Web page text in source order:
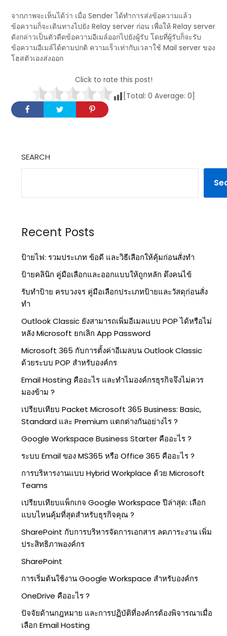
จากภาพจะเห็นได้ว่า เมื่อ Sender ได้ทำการส่งข้อความแล้ว
ข้อความก็จะเดินทางไปยัง Relay server ก่อน เพื่อให้ Relay server
ดังกล่าวเป็นตัวดีดข้อความอีเมล์ออกไปยังผู้รับ โดยที่ผู้รับก็จะรับ
ข้อความอีเมล์ได้ตามปกติ ความเร็วเท่ากับเวลาใช้ Mail server ของ
โฮสตัวเองส่งออก
Click to rate this post!
[Total: 0 Average: 0
SEARCH
Recent Posts
ป้ายไฟ: รวมประเภท ข้อดี และวิธีเลือกให้คุ้มก่อนสั่งทำ
ป้ายคลินิก คู่มือเลือกและออกแบบให้ถูกหลัก ดึงคนไข้
รับทำป้าย ครบวงจร คู่มือเลือกประเภทป้ายและวัสดุก่อนสั่ง
ทำ
Outlook Classic ยังสามารถเพิ่มอีเมลแบบ POP ได้หรือไม่
หลัง Microsoft ยกเลิก App Password
Microsoft 365 กับการตั้งค่าอีเมลบน Outlook Classic
ด้วยระบบ POP สำหรับองค์กร
Email Hosting คืออะไร และทำไมองค์กรธุรกิจจึงไม่ควร
มองข้าม ?
เปรียบเทียบ Packet Microsoft 365 Business: Basic,
Standard และ Premium แตกต่างกันอย่างไร ?
Google Workspace Business Starter คืออะไร ?
ระบบ Email ของ MS365 หรือ Office 365 คืออะไร ?
การบริหารงานแบบ Hybrid Workplace ด้วย Microsoft
Teams
เปรียบเทียบแพ็กเกจ Google Workspace ปีล่าสุด: เลือก
แบบไหนคุ้มที่สุดสำหรับธุรกิจคุณ ?
SharePoint กับการบริหารจัดการเอกสาร ลดภาระงาน เพิ่ม
ประสิทธิภาพองค์กร
SharePoint
การเริ่มต้นใช้งาน Google Workspace สำหรับองค์กร
OneDrive คืออะไร ?
ปัจจัยด้านกฎหมาย และการปฏิบัติที่องค์กรต้องพิจารณาเมื่อ
เลือก Email Hosting